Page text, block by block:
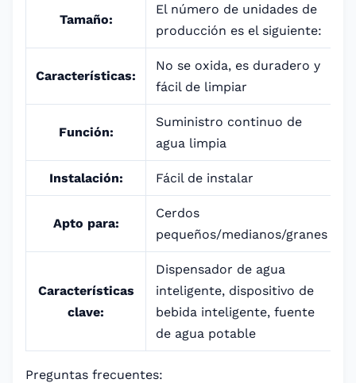
Tamaño:
El número de unidades de
producción es el siguiente:
Características:
No se oxida, es duradero y
fácil de limpiar
Función:
Suministro continuo de
agua limpia
Instalación: Fácil de instalar
Apto para:
Cerdos
pequeños/medianos/granes
Características
clave:
Dispensador de agua
inteligente, dispositivo de
bebida inteligente, fuente
de agua potable
Preguntas frecuentes: